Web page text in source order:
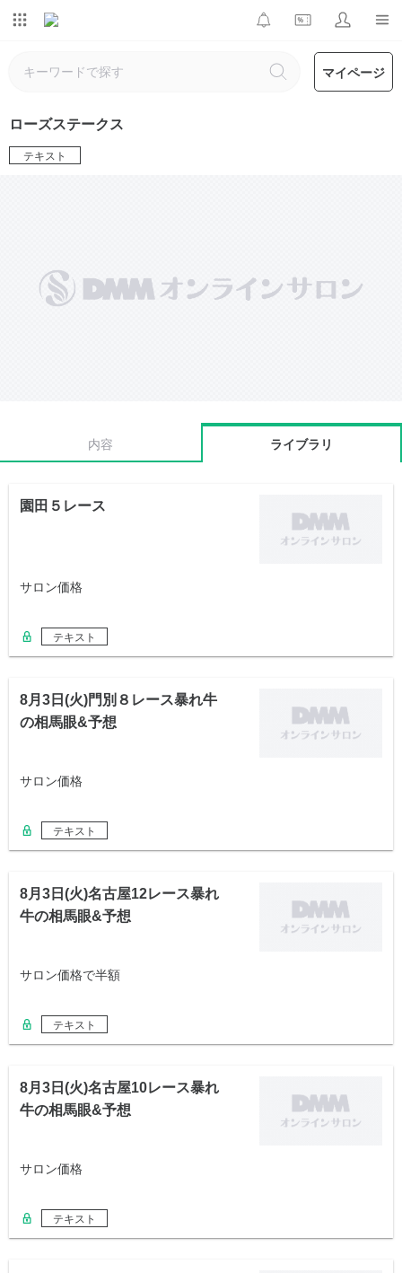
マイページ
ローズステークス
テキスト
内容 ライブラリ
園田５レース
サロン価格
テキスト
8月3日(火)門別８レース暴れ牛
の相馬眼&予想
サロン価格
テキスト
8月3日(火)名古屋12レース暴れ
牛の相馬眼&予想
サロン価格で半額
テキスト
8月3日(火)名古屋10レース暴れ
牛の相馬眼&予想
サロン価格
テキスト